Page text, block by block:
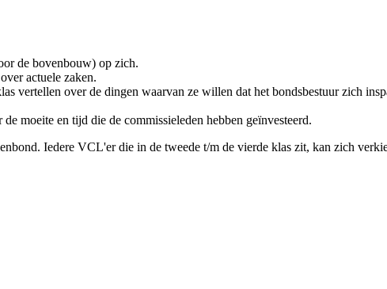
de bovenbouw) op zich.
actuele zaken.
vertellen over de dingen waarvan ze willen dat het bondsbestuur zich
moeite en tijd die de commissieleden hebben geïnvesteerd.
Iedere VCL'er die in de tweede t/m de vierde klas zit, kan zich